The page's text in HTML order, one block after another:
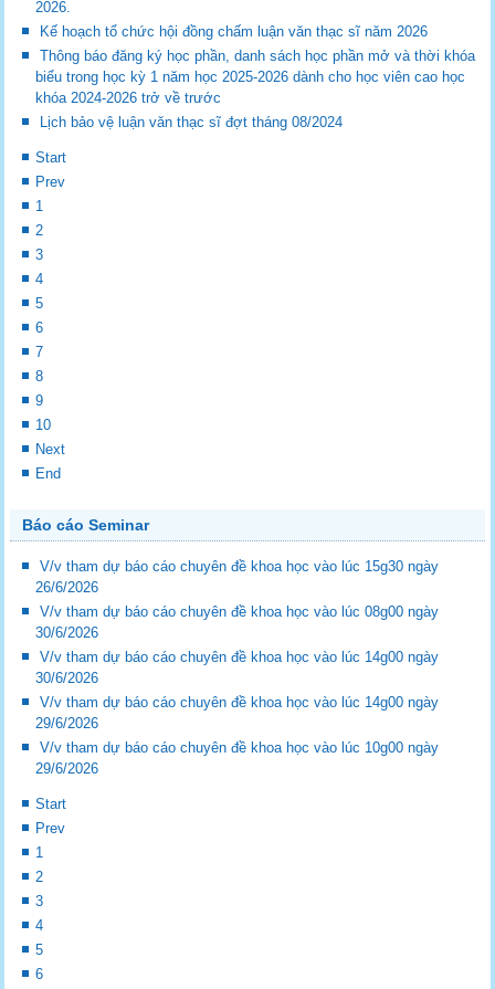
2026.
Kế hoạch tổ chức hội đồng chấm luận văn thạc sĩ năm 2026
Thông báo đăng ký học phần, danh sách học phần mở và thời khóa
biểu trong học kỳ 1 năm học 2025-2026 dành cho học viên cao học
khóa 2024-2026 trở về trước
Lịch bảo vệ luận văn thạc sĩ đợt tháng 08/2024
Start
Prev
1
2
3
4
5
6
7
8
9
10
Next
End
Báo cáo Seminar
V/v tham dự báo cáo chuyên đề khoa học vào lúc 15g30 ngày
26/6/2026
V/v tham dự báo cáo chuyên đề khoa học vào lúc 08g00 ngày
30/6/2026
V/v tham dự báo cáo chuyên đề khoa học vào lúc 14g00 ngày
30/6/2026
V/v tham dự báo cáo chuyên đề khoa học vào lúc 14g00 ngày
29/6/2026
V/v tham dự báo cáo chuyên đề khoa học vào lúc 10g00 ngày
29/6/2026
Start
Prev
1
2
3
4
5
6